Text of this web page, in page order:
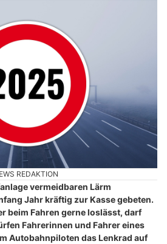
REDAKTION
vermeidbaren Lärm
Jahr kräftig zur Kasse gebeten.
beim Fahren gerne loslässt, darf
Fahrerinnen und Fahrer eines
Autobahnpiloten das Lenkrad auf